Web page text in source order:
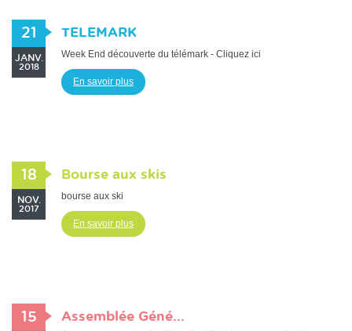
21
JANV.
2018
TELEMARK
Week End découverte du télémark - Cliquez ici
En savoir plus
18
NOV.
2017
Bourse aux skis
bourse aux ski
En savoir plus
15 Assemblée Géné...